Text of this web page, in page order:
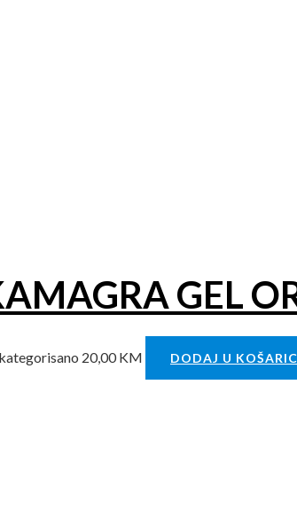
GEL
20,00KM DODAJ U